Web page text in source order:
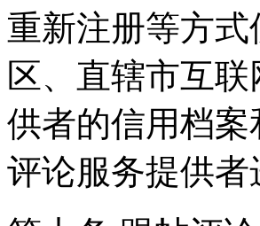
重新注册等方
区、直辖市互
供者的信用档
评论服务提供